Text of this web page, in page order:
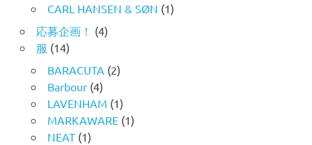
CARL HANSEN & SØN (1)
応募企画！ (4)
服 (14)
BARACUTA (2)
Barbour(4)
LAVENHAM (1)
MARKAWARE(1)
NEAT(1)